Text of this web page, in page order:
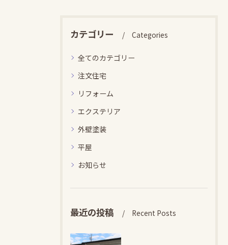
カテゴリー Categories
全てのカテゴリー
注文住宅
リフォーム
エクステリア
外壁塗装
平屋
お知らせ
最近の投稿 Recent Posts